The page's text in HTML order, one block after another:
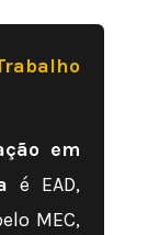
em
é EAD,
MEC,